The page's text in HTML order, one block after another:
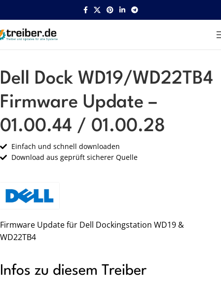
Startseite Dell
Dell Dock WD19/WD22TB4
Firmware Update –
01.00.44 / 01.00.28
Einfach und schnell downloaden
Download aus geprüft sicherer Quelle
Firmware Update für Dell Dockingstation WD19 &
WD22TB4
Infos zu diesem Treiber